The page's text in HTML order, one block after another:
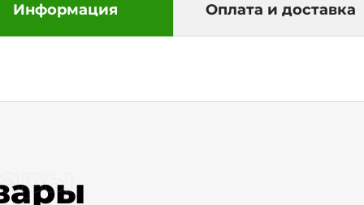
Информация Оплата и доставка
обратной связи